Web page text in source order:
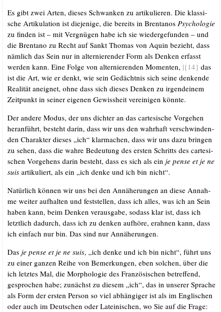
Es gibt zwei Arten, die­ses Schwan­ken zu arti­ku­lie­ren. Die klas­si­
sche Arti­ku­la­ti­on ist die­je­ni­ge, die bereits in Bren­ta­nos Psy­cho­lo­gie
zu fin­den ist – mit Ver­gnü­gen habe ich sie wie­der­ge­fun­den – und
die Bren­ta­no zu Recht auf Sankt Tho­mas von Aquin bezieht, dass
näm­lich das Sein nur in alter­nie­ren­der Form als Den­ken erfasst
wer­den kann. Eine Fol­ge von alter­nie­ren­den Momen­ten, |{14} das
ist die Art, wie er denkt, wie sein Gedächt­nis sich sei­ne den­ken­de
Rea­li­tät aneig­net, ohne dass sich die­ses Den­ken zu irgend­ei­nem
Zeit­punkt in sei­ner eige­nen Gewiss­heit ver­ei­ni­gen könnte.
Der ande­re Modus, der uns dich­ter an das car­te­si­sche Vor­ge­hen
her­an­führt, besteht dar­in, dass wir uns den wahr­haft ver­schwin­den­
den Cha­rak­ter die­ses „ich“ klar­ma­chen, dass wir uns dazu brin­gen
zu sehen, dass die wah­re Bedeu­tung des ers­ten Schritts des car­te­si­
schen Vor­ge­hens dar­in besteht, dass es sich als ein je pen­se et je ne
suisarti­ku­liert, als ein „ich den­ke und ich bin nicht“.
Natür­lich kön­nen wir uns bei den Annä­he­run­gen an die­se Annah­
me wei­ter auf­hal­ten und fest­stel­len, dass ich alles, was ich an Sein
haben kann, beim Den­ken ver­aus­ga­be, sodass klar ist, dass ich
letzt­lich dadurch, dass ich zu den­ken auf­hö­re, erah­nen kann, dass
ich ein­fach nur bin. Das sind nur Annäherungen.
Das je pen­se et je ne suis, „ich den­ke und ich bin nicht“, führt uns
zu einer gan­zen Rei­he von Bemer­kun­gen, eben sol­chen, über die
ich letz­tes Mal, die Mor­pho­lo­gie des Fran­zö­si­schen betref­fend,
gespro­chen habe; zunächst zu die­sem „ich“, das in unse­rer Spra­che
als Form der ers­ten Per­son so viel abhän­gi­ger ist als im Eng­li­schen
oder auch im Deut­schen oder Latei­ni­schen, wo Sie auf die Fra­ge: